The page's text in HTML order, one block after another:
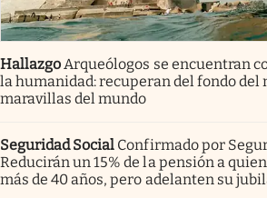
Hallazgo Arqueólogos se encuentran
la humanidad: recuperan del fondo del
maravillas del mundo
Seguridad Social Confirmado por
Reducirán un 15% de la pensión a
más de 40 años, pero adelanten su